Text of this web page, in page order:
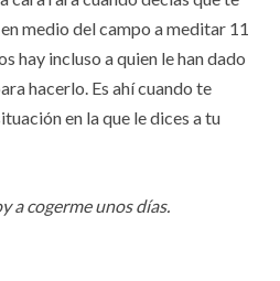
medio del campo a meditar 11
hay incluso a quien le han dado
hacerlo. Es ahí cuando te
en la que le dices a tu
a cogerme unos días.